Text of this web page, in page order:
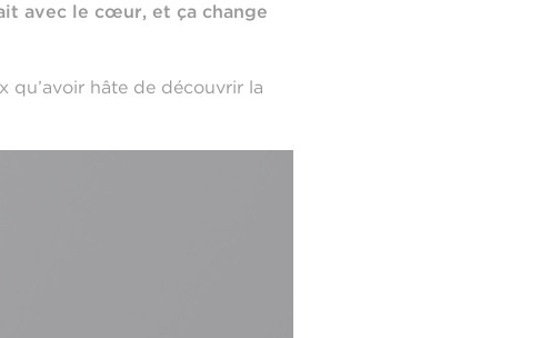
avec le cœur, et ça change
qu’avoir hâte de découvrir la